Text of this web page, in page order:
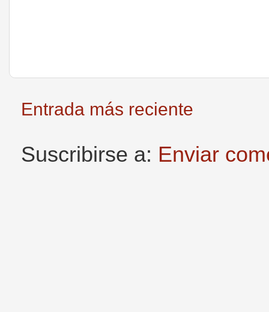
Entrada más reciente
Suscribirse a: Enviar